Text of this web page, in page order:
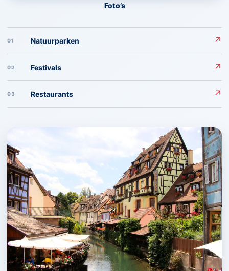
Foto’s
01 Natuurparken ↗
02 Festivals ↗
03 Restaurants ↗